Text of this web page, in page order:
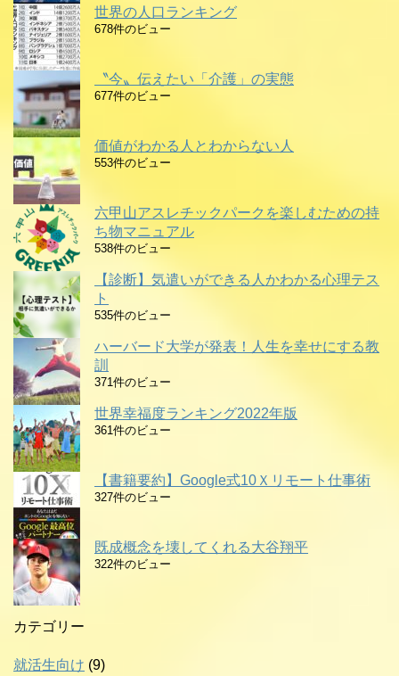
世界の人口ランキング
678件のビュー
〝今〟伝えたい「介護」の実態
677件のビュー
価値がわかる人とわからない人
553件のビュー
六甲山アスレチックパークを楽しむための持
ち物マニュアル
538件のビュー
【診断】気遣いができる人かわかる心理テス
ト
535件のビュー
ハーバード大学が発表！人生を幸せにする教
訓
371件のビュー
世界幸福度ランキング2022年版
361件のビュー
【書籍要約】Google式10Ｘリモート仕事術
327件のビュー
既成概念を壊してくれる大谷翔平
322件のビュー
カテゴリー
就活生向け (9)